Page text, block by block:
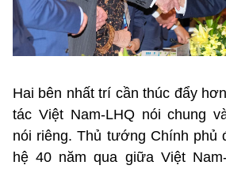
Hai bên nhất trí cần thúc đẩy
tác Việt Nam-LHQ nói chung
nói riêng. Thủ tướng Chính phủ
hệ 40 năm qua giữa Việt